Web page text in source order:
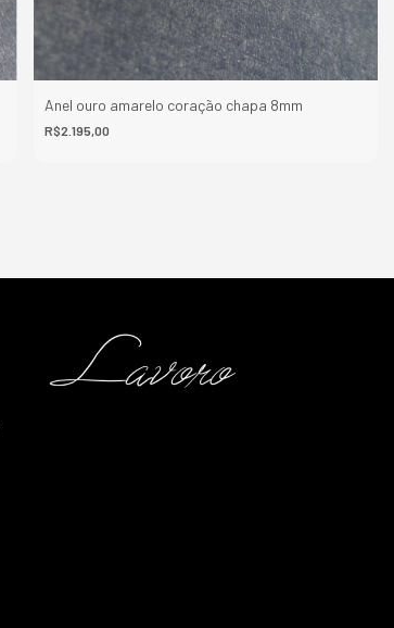
Anel ouro amarelo coração chapa 8mm
R$2.195,00